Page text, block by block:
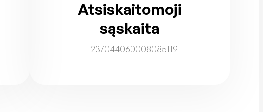
Atsiskaitomoji
sąskaita
LT237044060008085119